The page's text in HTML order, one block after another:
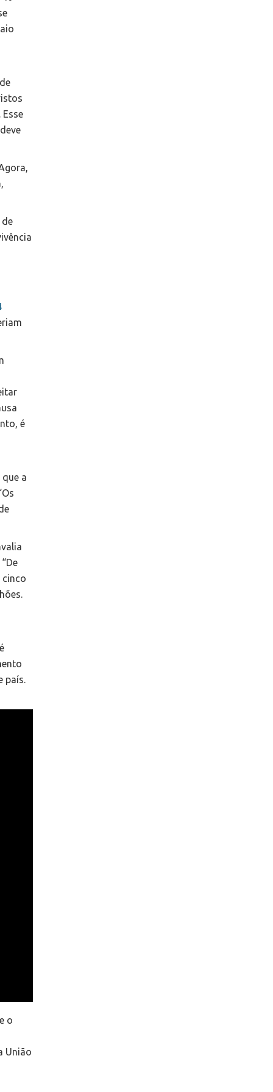
de
é
a
cinco
país.
o
União